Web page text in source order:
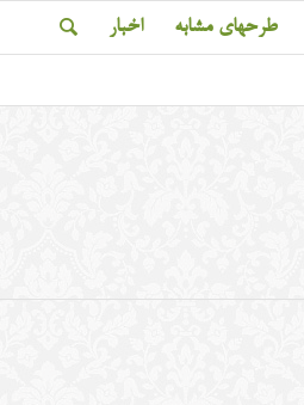
طرحهای مشابه اخبار